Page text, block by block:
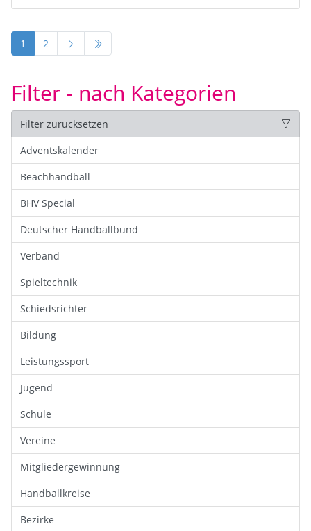
1 2
Filter - nach Kategorien
Filter zurücksetzen
Adventskalender
Beachhandball
BHV Special
Deutscher Handballbund
Verband
Spieltechnik
Schiedsrichter
Bildung
Leistungssport
Jugend
Schule
Vereine
Mitgliedergewinnung
Handballkreise
Bezirke